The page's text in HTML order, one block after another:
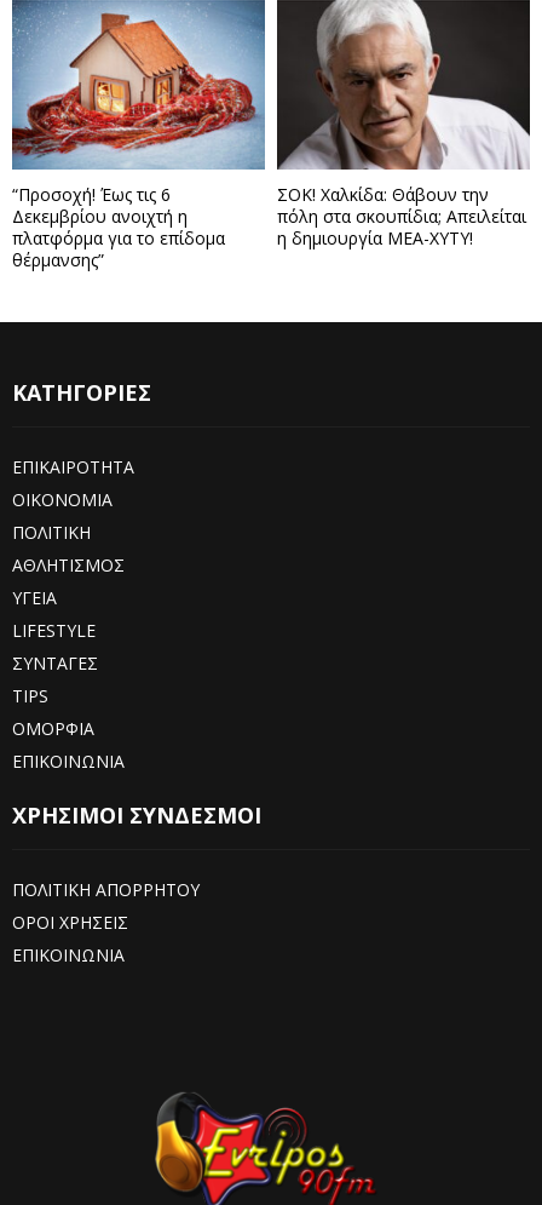
“Προσοχή! Έως τις 6
Δεκεμβρίου ανοιχτή η
πλατφόρμα για το επίδομα
θέρμανσης”
ΣΟΚ! Χαλκίδα: Θάβουν την
πόλη στα σκουπίδια; Απειλείται
η δημιουργία ΜΕΑ-ΧΥΤΥ!
ΚΑΤΗΓΟΡΙΕΣ
ΕΠΙΚΑΙΡΟΤΗΤΑ
ΟΙΚΟΝΟΜΙΑ
ΠΟΛΙΤΙΚΗ
ΑΘΛΗΤΙΣΜΟΣ
ΥΓΕΙΑ
LIFESTYLE
ΣΥΝΤΑΓΕΣ
TIPS
ΟΜΟΡΦΙΑ
ΕΠΙΚΟΙΝΩΝΙΑ
ΧΡΗΣΙΜΟΙ ΣΥΝΔΕΣΜΟΙ
ΠΟΛΙΤΙΚΗ ΑΠΟΡΡΗΤΟΥ
ΟΡΟΙ ΧΡΗΣΕΙΣ
ΕΠΙΚΟΙΝΩΝΙΑ